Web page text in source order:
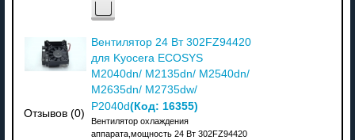
Отзывов (0)
Вентилятор 24 Вт 302FZ94420
для Kyocera ECOSYS
M2040dn/ M2135dn/ M2540dn/
M2635dn/ M2735dw/
P2040d(Код: 16355)
Вентилятор охлаждения
аппарата,мощность 24 Вт 302FZ94420